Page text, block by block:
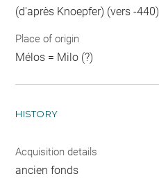
(d'après Knoepfer) (vers -440)
Place of origin
Mélos = Milo (?)
HISTORY
Acquisition details
ancien fonds